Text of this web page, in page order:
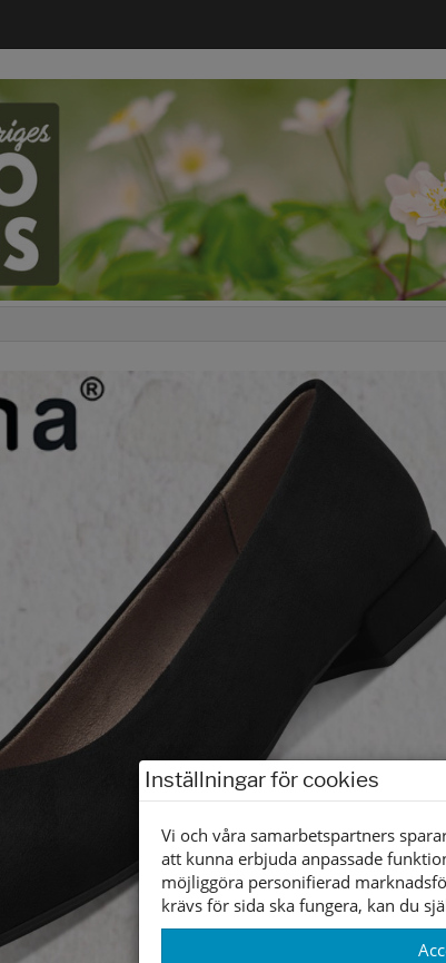
Inställningar för cookies
Vi och våra samarbetspartners
att kunna erbjuda anpassade
möjliggöra personifierad
krävs för sida ska fungera, kan du